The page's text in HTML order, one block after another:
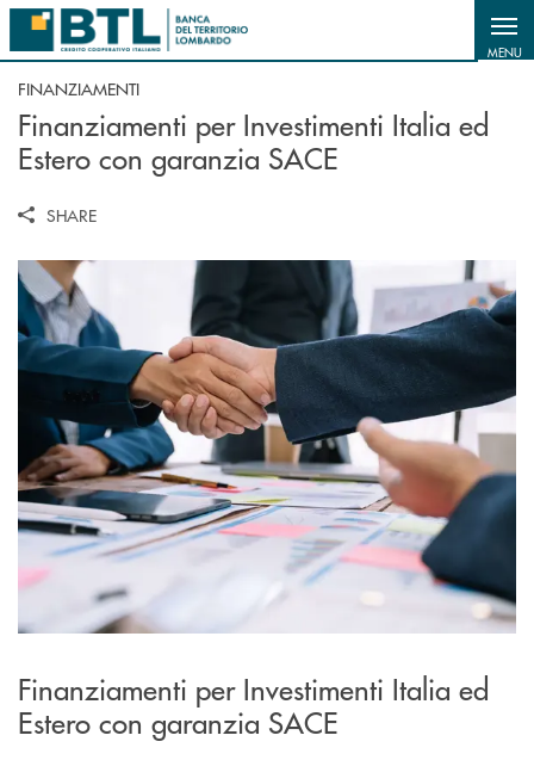
Salta al contenuto principale
MENU
FINANZIAMENTI
Finanziamenti per Investimenti Italia ed
Estero con garanzia SACE
SHARE
Finanziamenti per Investimenti Italia ed
Estero con garanzia SACE